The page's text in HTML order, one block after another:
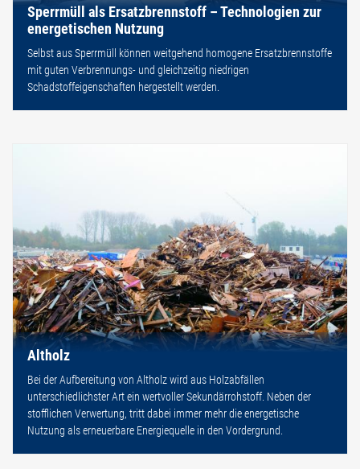
Sperrmüll als Ersatzbrennstoff – Technologien zur
energetischen Nutzung
Selbst aus Sperrmüll können weitgehend homogene Ersatzbrennstoffe
mit guten Verbrennungs- und gleichzeitig niedrigen
Schadstoffeigenschaften hergestellt werden.
Altholz
Bei der Aufbereitung von Altholz wird aus Holzabfällen
unterschiedlichster Art ein wertvoller Sekundärrohstoff. Neben der
stofflichen Verwertung, tritt dabei immer mehr die energetische
Nutzung als erneuerbare Energiequelle in den Vordergrund.